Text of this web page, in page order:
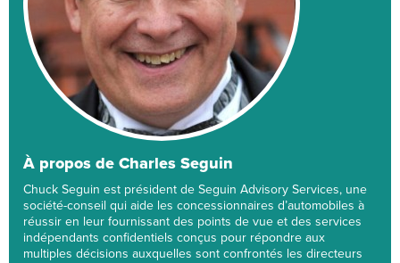
À propos de Charles Seguin
Chuck Seguin est président de Seguin Advisory Services, une
société-conseil qui aide les concessionnaires d’automobiles à
réussir en leur fournissant des points de vue et des services
indépendants confidentiels conçus pour répondre aux
multiples décisions auxquelles sont confrontés les directeurs